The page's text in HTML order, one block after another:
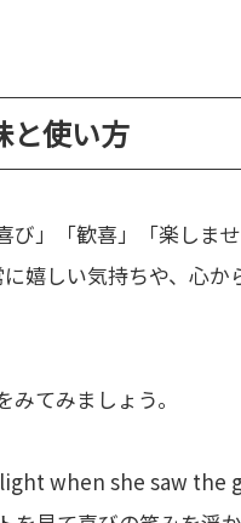
と使い方
び」「歓喜」「楽しま
嬉しい気持ちや、心
てみましょう。
when she saw the